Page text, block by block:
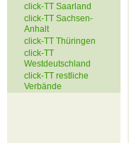
click-TT Saarland
click-TT Sachsen-
Anhalt
click-TT Thüringen
click-TT
Westdeutschland
click-TT restliche
Verbände